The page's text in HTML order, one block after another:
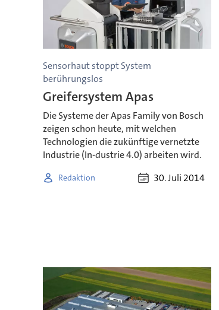
Sensorhaut stoppt System
berührungslos
Greifersystem Apas
Die Systeme der Apas Family von Bosch
zeigen schon heute, mit welchen
Technologien die zukünftige vernetzte
Industrie (In-dustrie 4.0) arbeiten wird.
Redaktion 30. Juli 2014